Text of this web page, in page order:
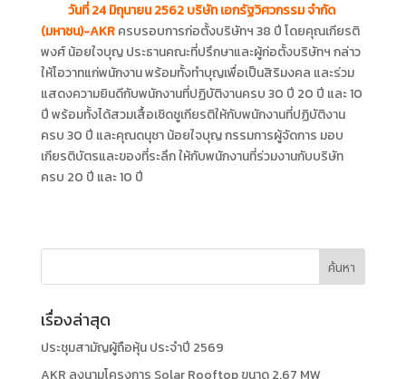
วันที่ 24 มิถุนายน 2562 บริษัท เอกรัฐวิศวกรรม จำกัด
(มหาชน)-AKRครบรอบการก่อตั้งบริษัทฯ 38 ปี โดยคุณเกียรติ
พงศ์ น้อยใจบุญ ประธานคณะที่ปรึกษาและผู้ก่อตั้งบริษัทฯ กล่าว
ให้โอวาทแก่พนักงาน พร้อมทั้งทำบุญเพื่อเป็นสิริมงคล และร่วม
แสดงความยินดีกับพนักงานที่ปฏิบัติงานครบ 30 ปี 20 ปี และ 10
ปี พร้อมทั้งได้สวมเสื้อเชิดชูเกียรติให้กับพนักงานที่ปฏิบัติงาน
ครบ 30 ปี และคุณดนุชา น้อยใจบุญ กรรมการผู้จัดการ มอบ
เกียรติบัตรและของที่ระลึก ให้กับพนักงานที่ร่วมงานกับบริษัท
ครบ 20 ปี และ 10 ปี
เรื่องล่าสุด
ประชุมสามัญผู้ถือหุ้น ประจำปี 2569
AKR ลงนามโครงการ Solar Rooftop ขนาด 2.67 MW